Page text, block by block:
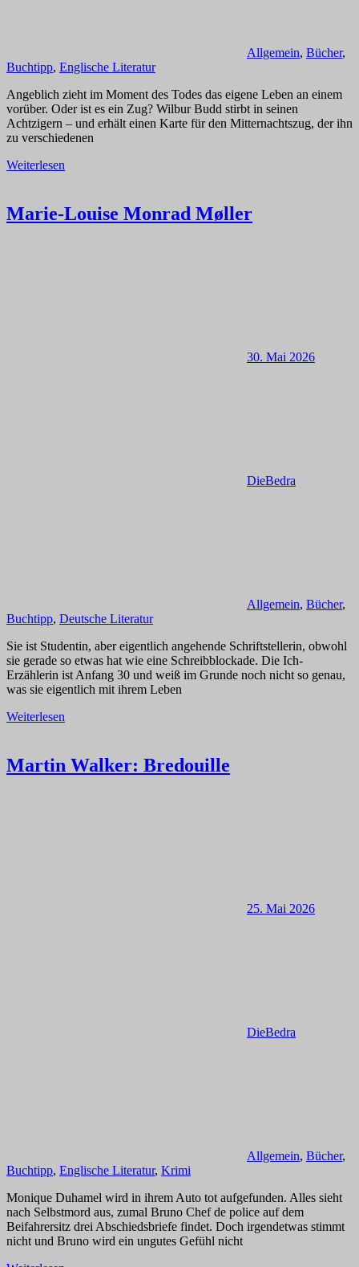
Allgemein, Bücher,
Buchtipp, Englische Literatur
Angeblich zieht im Moment des Todes das eigene Leben an einem
vorüber. Oder ist es ein Zug? Wilbur Budd stirbt in seinen
Achtzigern – und erhält einen Karte für den Mitternachtszug, der ihn
zu verschiedenen
Weiterlesen
Marie-Louise Monrad Møller
30. Mai 2026
DieBedra
Allgemein, Bücher,
Buchtipp, Deutsche Literatur
Sie ist Studentin, aber eigentlich angehende Schriftstellerin, obwohl
sie gerade so etwas hat wie eine Schreibblockade. Die Ich-
Erzählerin ist Anfang 30 und weiß im Grunde noch nicht so genau,
was sie eigentlich mit ihrem Leben
Weiterlesen
Martin Walker: Bredouille
25. Mai 2026
DieBedra
Allgemein, Bücher,
Buchtipp, Englische Literatur, Krimi
Monique Duhamel wird in ihrem Auto tot aufgefunden. Alles sieht
nach Selbstmord aus, zumal Bruno Chef de police auf dem
Beifahrersitz drei Abschiedsbriefe findet. Doch irgendetwas stimmt
nicht und Bruno wird ein ungutes Gefühl nicht